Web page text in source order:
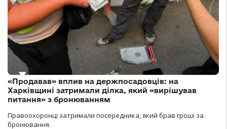
«Продавав» вплив на держпосадовців: на
Харківщині затримали ділка, який «вирішував
питання» з бронюванням
Правоохоронці затримали посередника, який брав гроші за
бронювання.